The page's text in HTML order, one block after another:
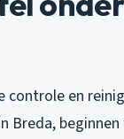
controle en